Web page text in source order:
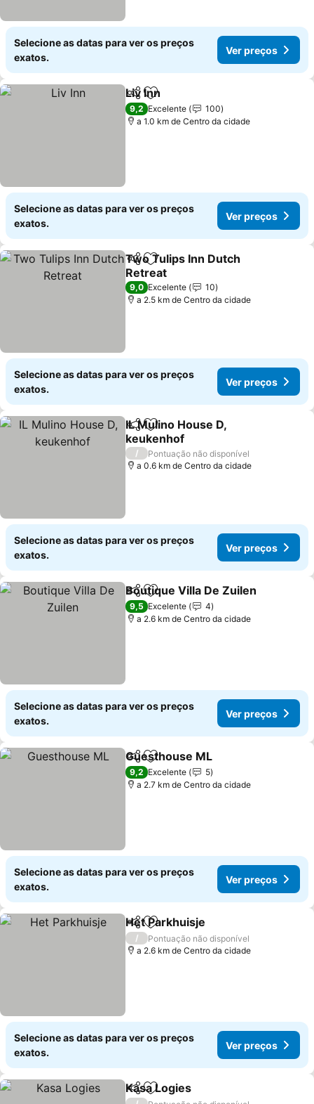
Selecione as datas para ver os preços
exatos.
Ver preços
PartilharAdicionar aos favoritos
Liv Inn
9,2 Excelente
100
a 1.0 km de Centro da cidade
Selecione as datas para ver os preços
exatos.
Ver preços
PartilharAdicionar aos favoritos
Two Tulips Inn Dutch
Retreat
9,0 Excelente
10
a 2.5 km de Centro da cidade
Selecione as datas para ver os preços
exatos.
Ver preços
PartilharAdicionar aos favoritos
IL Mulino House D,
keukenhof
/
Pontuação não disponível
a 0.6 km de Centro da cidade
Selecione as datas para ver os preços
exatos.
Ver preços
PartilharAdicionar aos favoritos
Boutique Villa De Zuilen
9,5 Excelente
4
a 2.6 km de Centro da cidade
Selecione as datas para ver os preços
exatos.
Ver preços
PartilharAdicionar aos favoritos
Guesthouse ML
9,2 Excelente
5
a 2.7 km de Centro da cidade
Selecione as datas para ver os preços
exatos.
Ver preços
PartilharAdicionar aos favoritos
Het Parkhuisje
/
Pontuação não disponível
a 2.6 km de Centro da cidade
Selecione as datas para ver os preços
exatos.
Ver preços
PartilharAdicionar aos favoritos
Kasa Logies